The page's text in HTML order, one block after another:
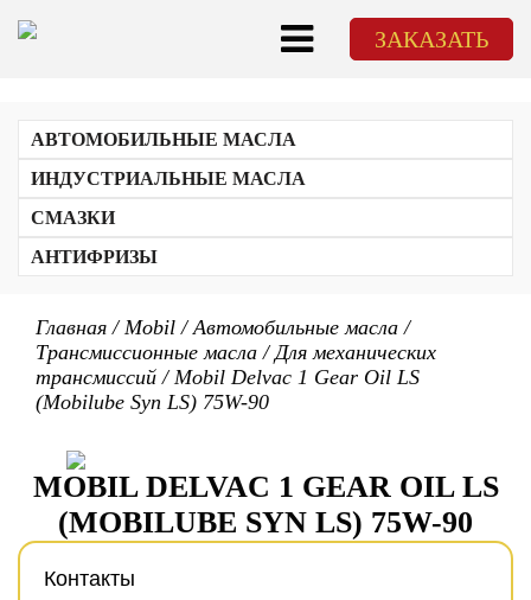
ЗАКАЗАТЬ
АВТОМОБИЛЬНЫЕ МАСЛА
Для легкового транспорта
Для грузового транспорта
Трансмиссионные масла
ATF
Для механических трансмиссий
ИНДУСТРИАЛЬНЫЕ МАСЛА
СОЖи
Гидравлические масла
Для холодильных установок
Редукторные масла
Для газовых двигателей
Тракторные масла
Продукты различного назначения
СМАЗКИ
АНТИФРИЗЫ
Главная /Mobil /Автомобильные масла /
Трансмиссионные масла /Для механических
трансмиссий /Mobil Delvac 1 Gear Oil LS
(Mobilube Syn LS) 75W-90
MOBIL DELVAC 1 GEAR OIL LS
(MOBILUBE SYN LS) 75W-90
Контакты